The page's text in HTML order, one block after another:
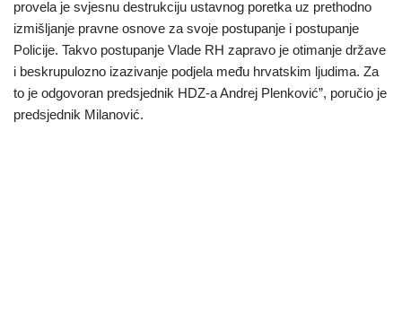
provela je svjesnu destrukciju ustavnog poretka uz prethodno
izmišljanje pravne osnove za svoje postupanje i postupanje
Policije. Takvo postupanje Vlade RH zapravo je otimanje države
i beskrupulozno izazivanje podjela među hrvatskim ljudima. Za
to je odgovoran predsjednik HDZ-a Andrej Plenković”, poručio je
predsjednik Milanović.